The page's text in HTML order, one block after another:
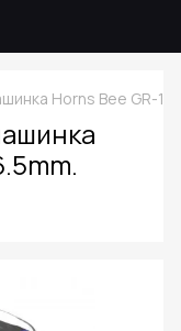
Horns Bee GR-